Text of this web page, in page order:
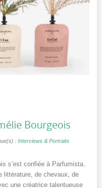
Bourgeois
: Interviews & Portraits
s’est confiée à Parfumista.
littérature, de chevaux, de
une créatrice talentueuse